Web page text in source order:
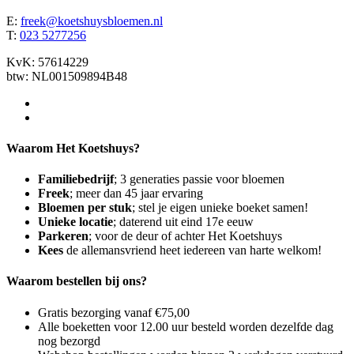
E: freek@koetshuysbloemen.nl
T: 023 5277256
KvK: 57614229
btw: NL001509894B48
Waarom Het Koetshuys?
Familiebedrijf; 3 generaties passie voor bloemen
Freek; meer dan 45 jaar ervaring
Bloemen per stuk; stel je eigen unieke boeket samen!
Unieke locatie; daterend uit eind 17e eeuw
Parkeren; voor de deur of achter Het Koetshuys
Kees de allemansvriend heet iedereen van harte welkom!
Waarom bestellen bij ons?
Gratis bezorging vanaf €75,00
Alle boeketten voor 12.00 uur besteld worden dezelfde dag
nog bezorgd